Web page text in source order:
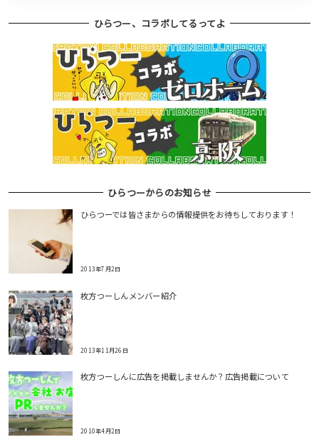
ひらつー、コラボしてるってよ
ひらつーからのお知らせ
ひらつーでは皆さまからの情報提供をお待ちしております！
2013年7月2日
枚方つーしんメンバー紹介
2013年11月26日
枚方つーしんに広告を掲載しませんか？広告掲載について
2010年4月2日